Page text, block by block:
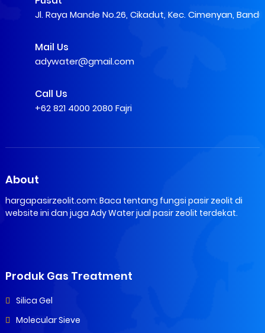
Jl. Raya Mande No.26, Cikadut, Kec. Cimenyan,
Mail Us
adywater@gmail.com
Call Us
+62 821 4000 2080 Fajri
About
hargapasirzeolit.com: Baca tentang fungsi pasir zeolit di
website ini dan juga Ady Water jual pasir zeolit terdekat.
Produk Gas Treatment
Silica Gel
Molecular Sieve